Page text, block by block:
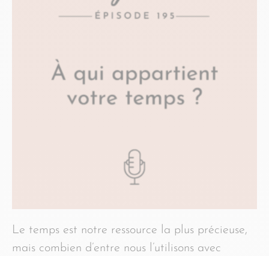
Le temps est notre ressource la plus précieuse,
mais combien d’entre nous l’utilisons avec